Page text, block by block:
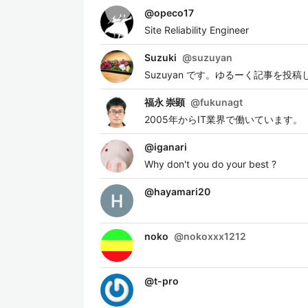
@opeco17
Site Reliability Engineer
Suzuki @suzuyan
Suzuyan です。ゆるーく記事を投稿
福永 崇顕 @fukunagt
2005年からIT業界で働いています。
@iganari
Why don't you do your best ?
@hayamari20
noko @nokoxxx1212
@t-pro